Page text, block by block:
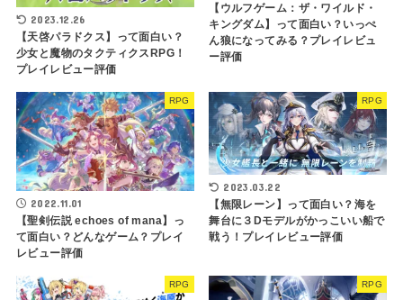
2023.12.26
【天啓パラドクス】って面白い？
少女と魔物のタクティクスRPG！
プレイレビュー評価
【ウルフゲーム：ザ・ワイルド・
キングダム】って面白い？いっぺ
ん狼になってみる？プレイレビュ
ー評価
RPG
2022.11.01
【聖剣伝説 echoes of mana】っ
て面白い？どんなゲーム？プレイ
レビュー評価
RPG
2023.03.22
【無限レーン】って面白い？海を
舞台に３Dモデルがかっこいい船で
戦う！プレイレビュー評価
RPG RPG